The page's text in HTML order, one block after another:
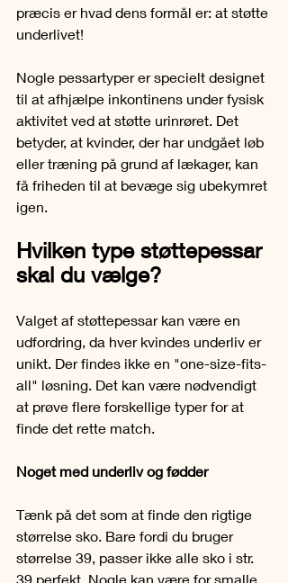
præcis er hvad dens formål er: at støtte
underlivet!
Nogle pessartyper er specielt designet
til at afhjælpe inkontinens under fysisk
aktivitet ved at støtte urinrøret. Det
betyder, at kvinder, der har undgået løb
eller træning på grund af lækager, kan
få friheden til at bevæge sig ubekymret
igen.
Hvilken type støttepessar
skal du vælge?
Valget af støttepessar kan være en
udfordring, da hver kvindes underliv er
unikt. Der findes ikke en "one-size-fits-
all" løsning. Det kan være nødvendigt
at prøve flere forskellige typer for at
finde det rette match.
Noget med underliv og fødder
Tænk på det som at finde den rigtige
størrelse sko. Bare fordi du bruger
størrelse 39, passer ikke alle sko i str.
39 perfekt. Nogle kan være for smalle,